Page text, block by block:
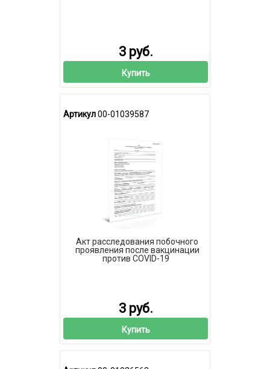
3 руб.
Купить
Артикул00-01039587
Акт расследования побочного
проявления после вакцинации
против COVID-19
3 руб.
Купить